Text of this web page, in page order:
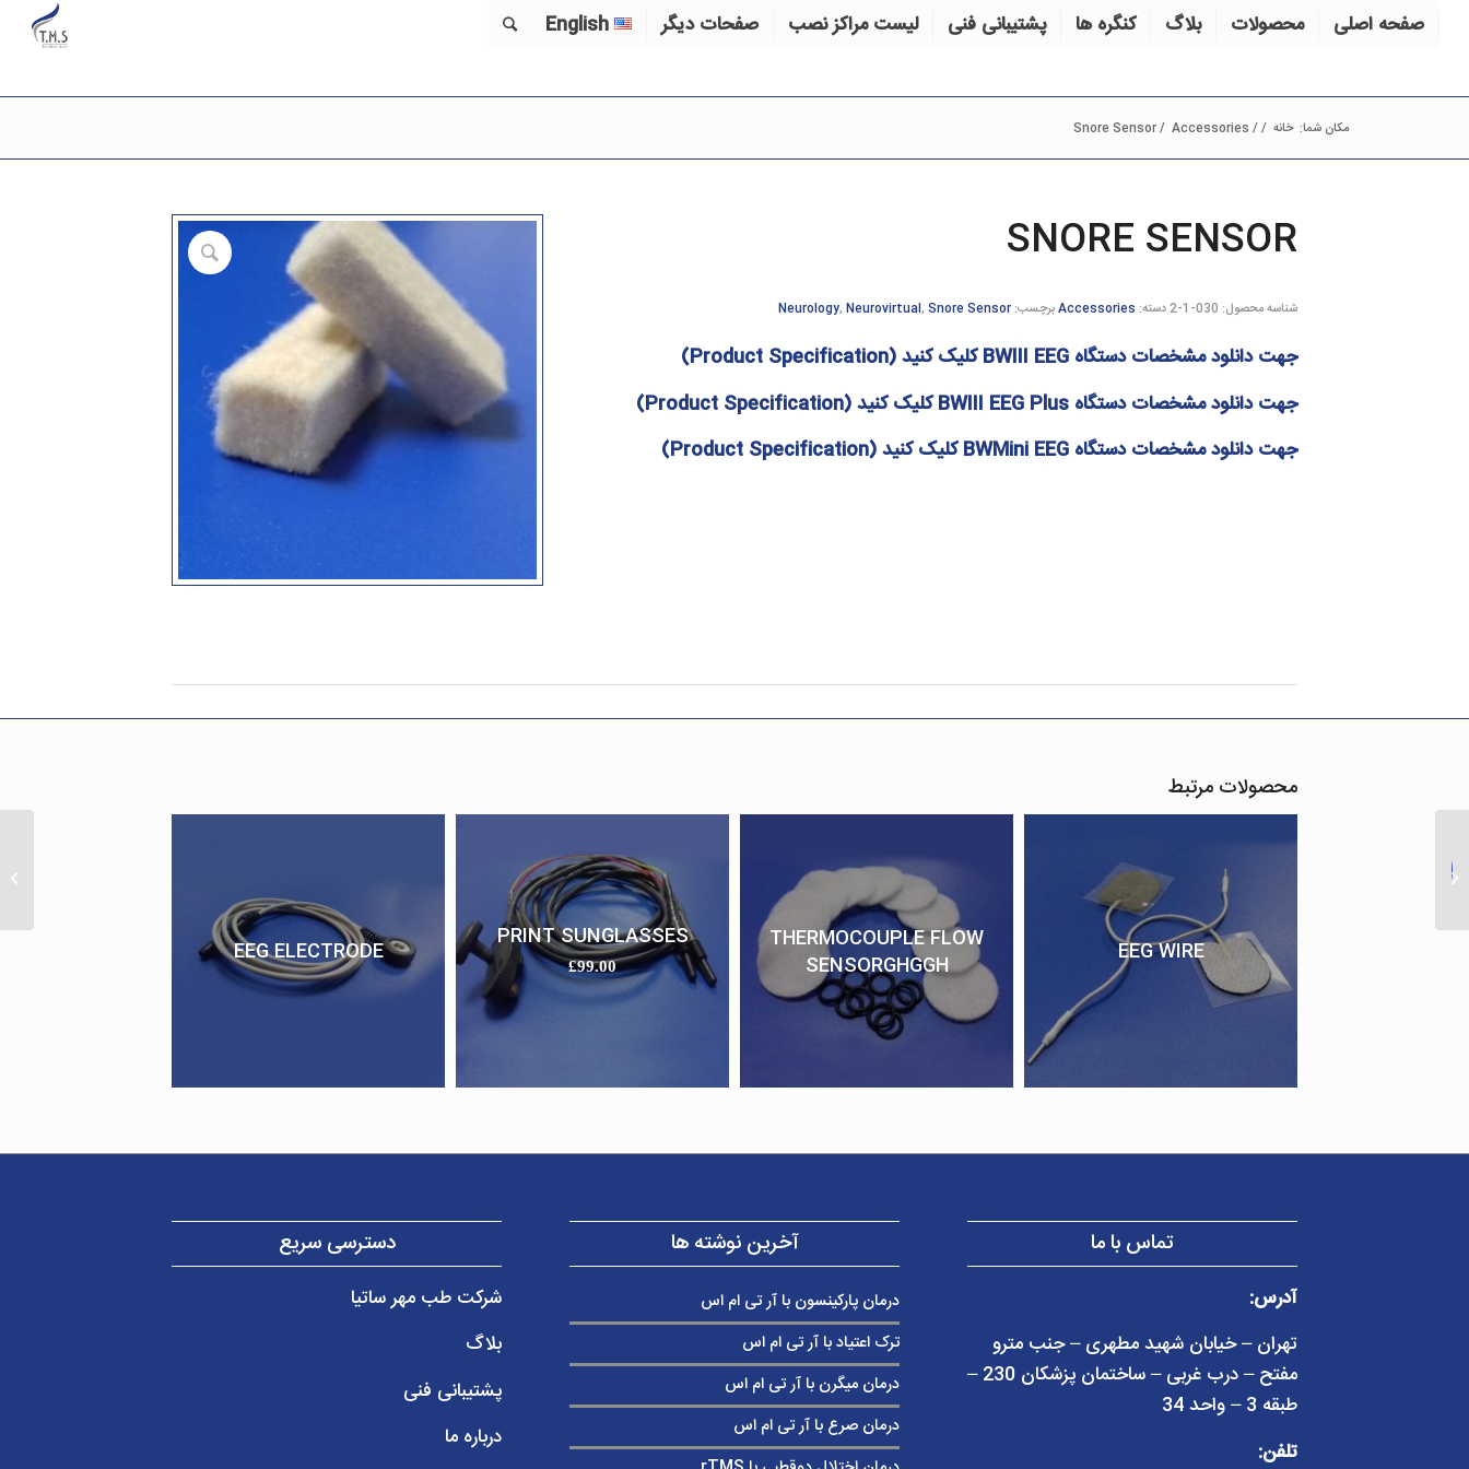
صفحه اصلی محصولات بلاگ کنگره ها پشتیبانی فنی لیست مراکز نصب صفحات دیگر English
مکان شما: خانه /
/
Accessories
/
Snore Sensor
SNORE SENSOR
شناسه محصول: 030-1-2 دسته: Accessoriesبرچسب: Neurology, Neurovirtual, Snore Sensor
جهت دانلود مشخصات دستگاه BWIII EEGکلیک کنید (Product Specification
)
جهت دانلود مشخصات دستگاه BWIII EEG Plusکلیک کنید (Product Specification
)
جهت دانلود مشخصات دستگاه BWMini EEGکلیک کنید (Product Specification
)
محصولات مرتبط
EEG WIRE
THERMOCOUPLE FLOW
SENSORGHGGH
PRINT SUNGLASSES
£99.00
EEG ELECTRODE
تماس با ما
آدرس:
تهران – خیابان شهید مطهری – جنب مترو
مفتح – درب غربی – ساختمان پزشکان 230 –
طبقه 3 – واحد 34
تلفن:
آخرین نوشته ها
درمان پارکینسون با آر تی ام اس
ترک اعتیاد با آر تی ام اس
درمان میگرن با آر تی ام اس
درمان صرع با آر تی ام اس
دسترسی سریع
شرکت طب مهر ساتیا
بلاگ
پشتیبانی فنی
درباره ما
Sensorghggh